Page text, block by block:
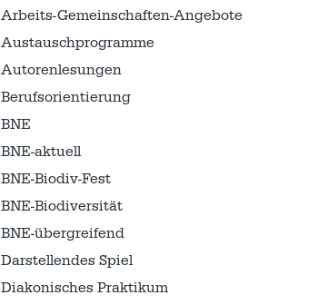
Arbeits-Gemeinschaften-Angebote
Austausch­programme
Autorenlesungen
Berufsorientierung
BNE
BNE-aktuell
BNE-Biodiv-Fest
BNE-Biodiversität
BNE-übergreifend
Darstellendes Spiel
Diakonisches Praktikum